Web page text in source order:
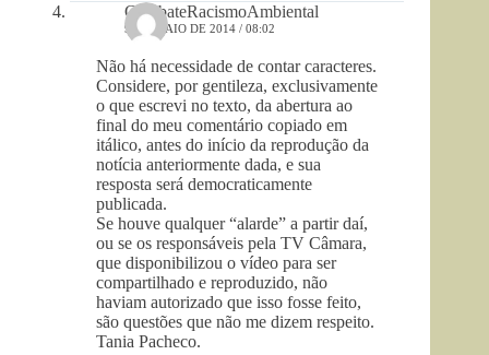
CombateRacismoAmbiental
9 DE MAIO DE 2014 / 08:02
Não há necessidade de contar caracteres.
Considere, por gentileza, exclusivamente
o que escrevi no texto, da abertura ao
final do meu comentário copiado em
itálico, antes do início da reprodução da
notícia anteriormente dada, e sua
resposta será democraticamente
publicada.
Se houve qualquer “alarde” a partir daí,
ou se os responsáveis pela TV Câmara,
que disponibilizou o vídeo para ser
compartilhado e reproduzido, não
haviam autorizado que isso fosse feito,
são questões que não me dizem respeito.
Tania Pacheco.